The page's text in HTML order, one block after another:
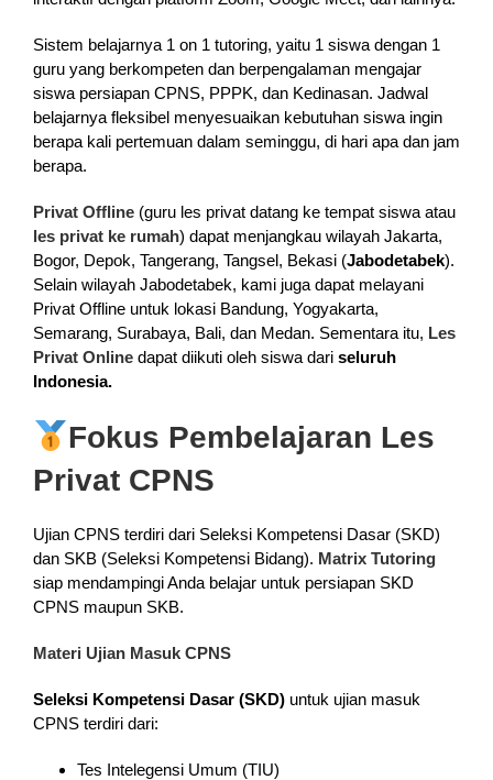
Sistem belajarnya 1 on 1 tutoring, yaitu 1 siswa dengan 1
guru yang berkompeten dan berpengalaman mengajar
siswa persiapan CPNS, PPPK, dan Kedinasan. Jadwal
belajarnya fleksibel menyesuaikan kebutuhan siswa ingin
berapa kali pertemuan dalam seminggu, di hari apa dan jam
berapa.
Privat Offline(guru les privat datang ke tempat siswa atau
les privat ke rumah) dapat menjangkau wilayah Jakarta,
Bogor, Depok, Tangerang, Tangsel, Bekasi (Jabodetabek).
Selain wilayah Jabodetabek, kami juga dapat melayani
Privat Offline untuk lokasi Bandung, Yogyakarta,
Semarang, Surabaya, Bali, dan Medan. Sementara itu, Les
Privat Onlinedapat diikuti oleh siswa dari seluruh
Indonesia.
Fokus Pembelajaran Les
Privat CPNS
Ujian CPNS terdiri dari Seleksi Kompetensi Dasar (SKD)
dan SKB (Seleksi Kompetensi Bidang). Matrix Tutoring
siap mendampingi Anda belajar untuk persiapan SKD
CPNS maupun SKB.
Materi Ujian Masuk CPNS
Seleksi Kompetensi Dasar (SKD)untuk ujian masuk
CPNS terdiri dari:
Tes Intelegensi Umum (TIU)